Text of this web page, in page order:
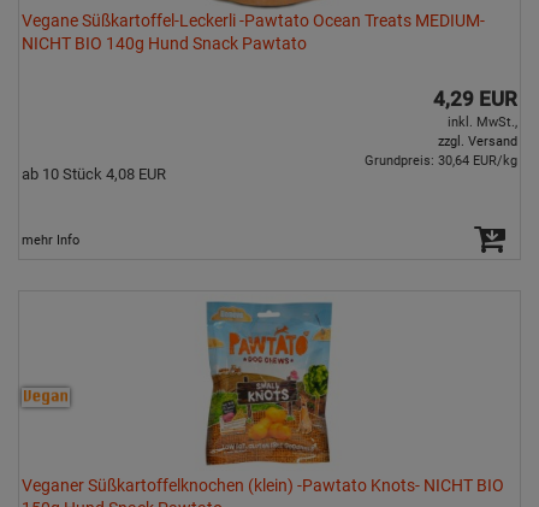
Vegane Süßkartoffel-Leckerli -Pawtato Ocean Treats MEDIUM-
NICHT BIO 140g Hund Snack Pawtato
4,29 EUR
inkl. MwSt.,
zzgl. Versand
ab 10 Stück 4,08 EUR
Grundpreis: 30,64 EUR/kg
mehr Info
Veganer Süßkartoffelknochen (klein) -Pawtato Knots- NICHT BIO